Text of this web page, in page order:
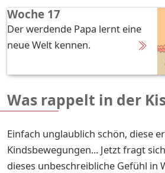
Woche 17
Der werdende Papa lernt eine
neue Welt kennen.
Was rappelt in der
Einfach unglaublich schön, diese
Kindsbewegungen... Jetzt fragt
dieses unbeschreibliche Gefühl in